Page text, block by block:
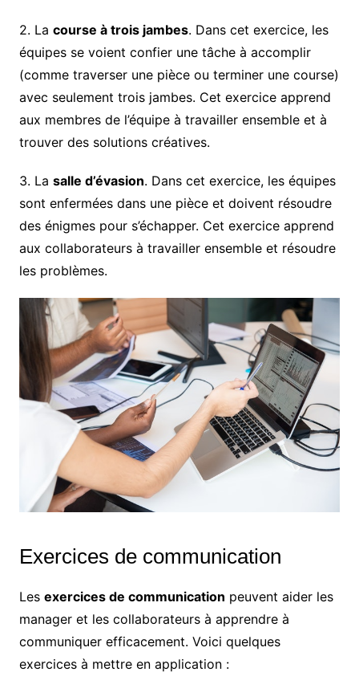
2. La course à trois jambes. Dans cet exercice, les
équipes se voient confier une tâche à accomplir
(comme traverser une pièce ou terminer une course)
avec seulement trois jambes. Cet exercice apprend
aux membres de l’équipe à travailler ensemble et à
trouver des solutions créatives.
3. La salle d’évasion. Dans cet exercice, les équipes
sont enfermées dans une pièce et doivent résoudre
des énigmes pour s’échapper. Cet exercice apprend
aux collaborateurs à travailler ensemble et résoudre
les problèmes.
Exercices de communication
Les exercices de communication peuvent aider les
manager et les collaborateurs à apprendre à
communiquer efficacement. Voici quelques
exercices à mettre en application :